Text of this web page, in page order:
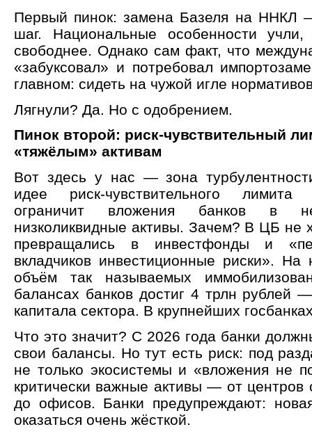
Первый пинок: замена Базеля на ННКЛ
шаг. Национальные особенности учли,
свободнее. Однако сам факт, что
«забуксовал» и потребовал
главном: сидеть на чужой игле
Лягнули? Да. Но с одобрением.
Пинок второй: риск-чувствительный
«тяжёлым» активам
Вот здесь у нас — зона
идее риск-чувствительного
ограничит вложения банков в
низколиквидные активы. Зачем? В ЦБ не
превращались в инвестфонды и
вкладчиков инвестиционные риски». На
объём так называемых
балансах банков достиг 4 трлн рублей
капитала сектора. В крупнейших
Что это значит? С 2026 года банки
свои балансы. Но тут есть риск: под
не только экосистемы и «вложения не
критически важные активы — от центров
до офисов. Банки предупреждают:
оказаться очень жёсткой.